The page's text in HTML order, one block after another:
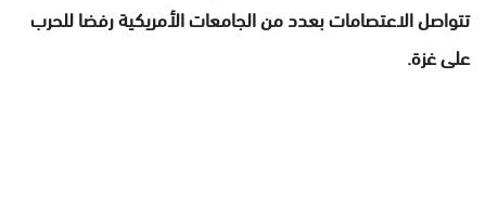
تتواصل الاعتصامات بعدد من الجامعات الأمريكية رفضا للحرب
على غزة.